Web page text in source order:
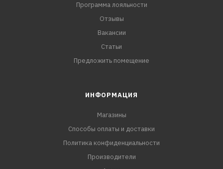
Программа лояльности
Отзывы
Вакансии
Статьи
Предложить помещение
ИНФОРМАЦИЯ
Магазины
Способы оплаты и доставки
Политика конфиденциальности
Производители